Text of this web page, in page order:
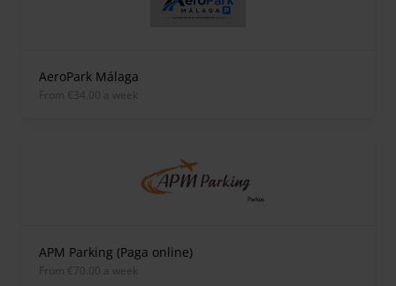
AeroPark Málaga
from €34.00 a week
APM Parking (Paga online)
from €70.00 a week